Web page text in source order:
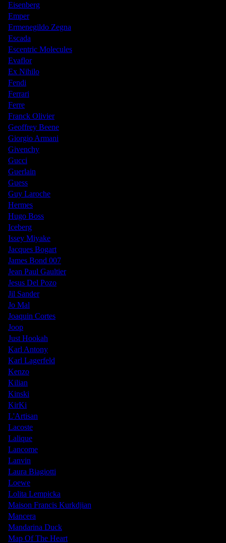
Eisenberg
Emper
Ermenegildo Zegna
Escada
Escentric Molecules
Evaflor
Ex Nihilo
Fendi
Ferrari
Ferre
Franck Olivier
Geoffrey Beene
Giorgio Armani
Givenchy
Gucci
Guerlain
Guess
Guy Laroche
Hermes
Hugo Boss
Iceberg
Issey Miyake
Jacques Bogart
James Bond 007
Jean Paul Gaultier
Jesus Del Pozo
Jil Sander
Jo Mal
Joaquin Cortes
Joop
Just Hookah
Karl Antony
Karl Lagerfeld
Kenzo
Kilian
Kinski
KirKi
L'Artisan
Lacoste
Lalique
Lancome
Lanvin
Laura Biagiotti
Loewe
Lolita Lempicka
Maison Francis Kurkdjian
Mancera
Mandarina Duck
Map Of The Heart